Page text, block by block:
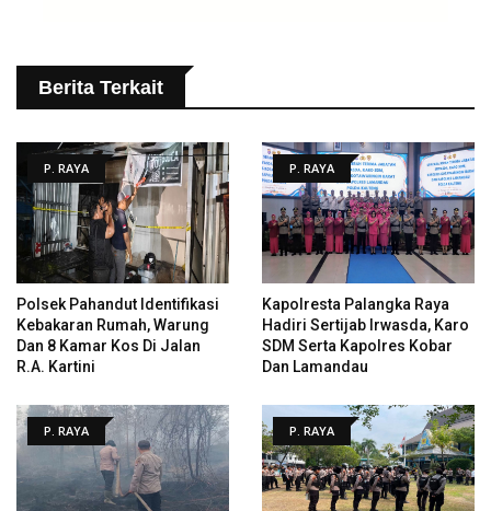
Berita Terkait
P. RAYA
Polsek Pahandut Identifikasi
Kebakaran Rumah, Warung
Dan 8 Kamar Kos Di Jalan
R.A. Kartini
P. RAYA
Kapolresta Palangka Raya
Hadiri Sertijab Irwasda, Karo
SDM Serta Kapolres Kobar
Dan Lamandau
P. RAYA P. RAYA